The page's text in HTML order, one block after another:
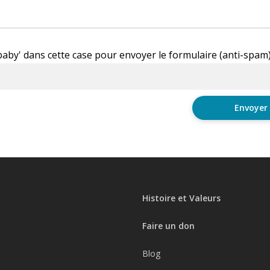
dans cette case pour envoyer le formulaire (anti-
Histoire et Valeurs
Faire un don
Blog